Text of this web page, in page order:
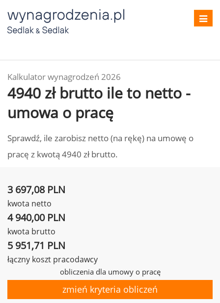
Kalkulator wynagrodzeń 2026
4940 zł brutto ile to netto -
umowa o pracę
Sprawdź, ile zarobisz netto (na rękę) na umowę o
pracę z kwotą 4940 zł brutto.
3 697,08 PLN
kwota netto
4 940,00 PLN
kwota brutto
5 951,71 PLN
łączny koszt pracodawcy
obliczenia dla umowy o pracę
zmień kryteria obliczeń